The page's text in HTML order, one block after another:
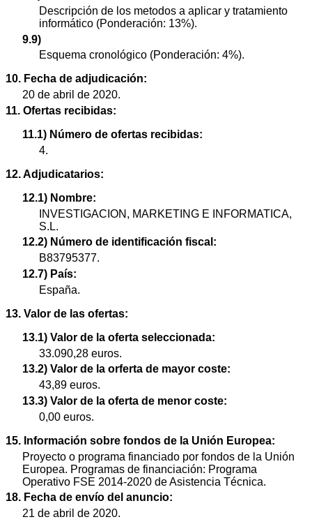
Descripción de los metodos a aplicar y tratamiento
informático (Ponderación: 13%).
9.9)
Esquema cronológico (Ponderación: 4%).
10. Fecha de adjudicación:
20 de abril de 2020.
11. Ofertas recibidas:
11.1) Número de ofertas recibidas:
4.
12. Adjudicatarios:
12.1) Nombre:
INVESTIGACION, MARKETING E INFORMATICA,
S.L.
12.2) Número de identificación fiscal:
B83795377.
12.7) País:
España.
13. Valor de las ofertas:
13.1) Valor de la oferta seleccionada:
33.090,28 euros.
13.2) Valor de la orferta de mayor coste:
43,89 euros.
13.3) Valor de la oferta de menor coste:
0,00 euros.
15. Información sobre fondos de la Unión Europea:
Proyecto o programa financiado por fondos de la Unión
Europea. Programas de financiación: Programa
Operativo FSE 2014-2020 de Asistencia Técnica.
18. Fecha de envío del anuncio:
21 de abril de 2020.